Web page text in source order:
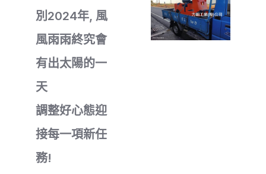
別2024年, 風
風雨雨終究會
有出太陽的一
天
調整好心態迎
接每一項新任
務!